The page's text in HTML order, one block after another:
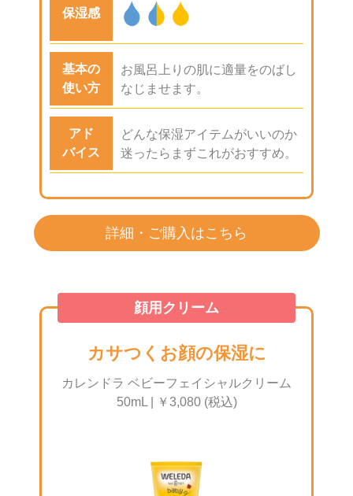
保湿感
基本の
使い方
お風呂上りの肌に適量をのばし
なじませます。
アド
バイス
どんな保湿アイテムがいいのか
迷ったらまずこれがおすすめ。
詳細・ご購入はこちら
顔用クリーム
カサつくお顔の保湿に
カレンドラ ベビーフェイシャルクリーム
50mL | ￥3,080 (税込)